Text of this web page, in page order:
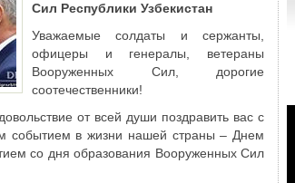
Сил Республики Узбекистан
Уважаемые солдаты и сержанты,
офицеры и генералы, ветераны
Вооруженных Сил, дорогие
соотечественники!
от всей души поздравить вас с
событием в жизни нашей страны – Днем
со дня образования Вооруженных Сил